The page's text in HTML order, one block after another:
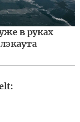
в руках